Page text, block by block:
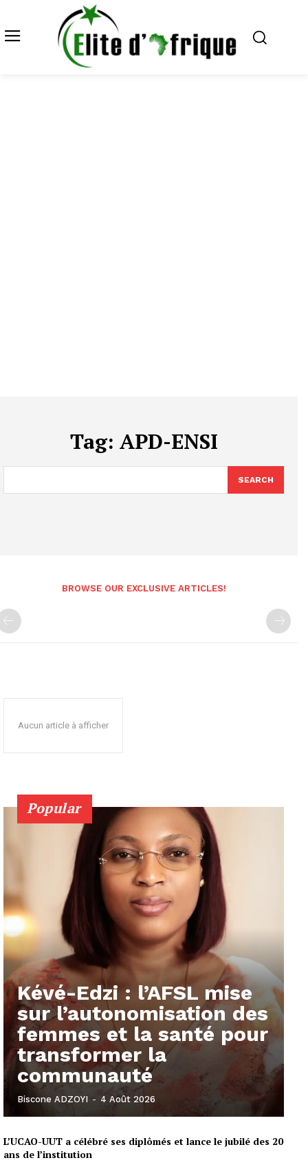
Tag: APD-ENSI
SEARCH
BROWSE OUR EXCLUSIVE ARTICLES!
Aucun article à afficher
Popular
Kévé-Edzi : l’AFSL mise
sur l’autonomisation des
femmes et la santé pour
transformer la
communauté
Biscone ADZOYI - 4 Août 2026
L’UCAO-UUT a célébré ses diplômés et lance le jubilé des 20
ans de l’institution